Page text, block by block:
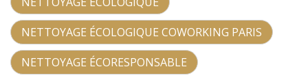
NETTOYAGE ÉCOLOGIQUE COWORKING PARIS
NETTOYAGE ÉCORESPONSABLE